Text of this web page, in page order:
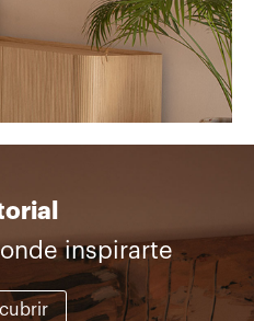
inspirarte